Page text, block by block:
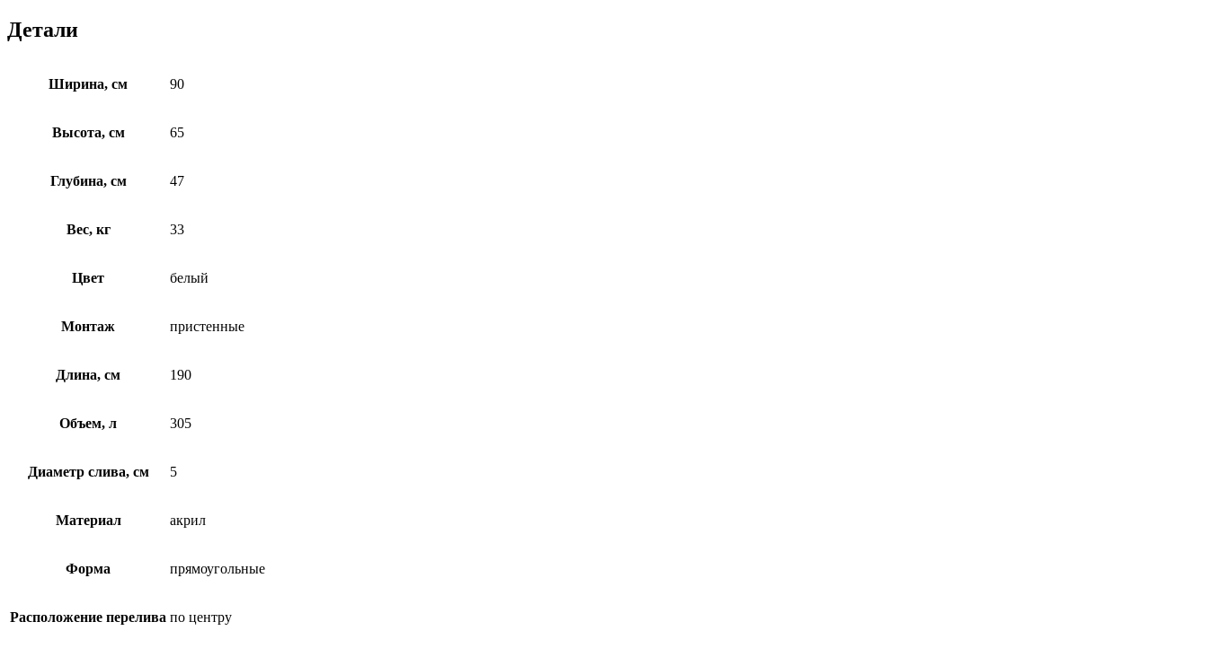
Детали
Ширина, см 90
Высота, см 65
Глубина, см 47
Вес, кг 33
Цвет белый
Монтаж пристенные
Длина, см 190
Объем, л 305
Диаметр слива, см 5
Материал акрил
Форма прямоугольные
Расположение перелива по центру